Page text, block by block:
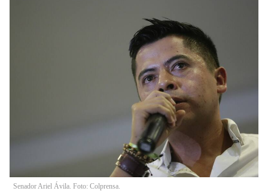
Senador Ariel Ávila. Foto: Colprensa.